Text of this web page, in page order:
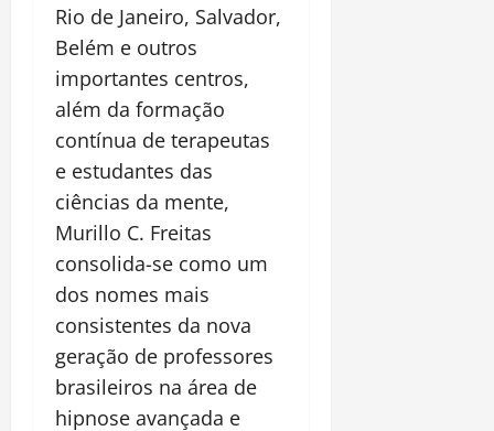
Rio de Janeiro, Salvador,
Belém e outros
importantes centros,
além da formação
contínua de terapeutas
e estudantes das
ciências da mente,
Murillo C. Freitas
consolida-se como um
dos nomes mais
consistentes da nova
geração de professores
brasileiros na área de
hipnose avançada e